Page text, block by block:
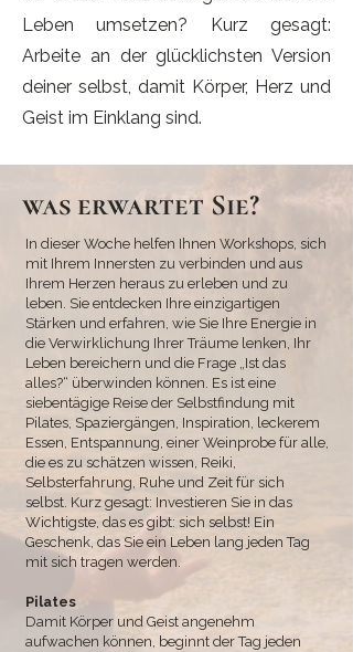
Leben umsetzen? Kurz gesagt:
Arbeite an der glücklichsten Version
deiner selbst, damit Körper, Herz und
Geist im Einklang sind.
was erwartet Sie?
In dieser Woche helfen Ihnen Workshops, sich
mit Ihrem Innersten zu verbinden und aus
Ihrem Herzen heraus zu erleben und zu
leben. Sie entdecken Ihre einzigartigen
Stärken und erfahren, wie Sie Ihre Energie in
die Verwirklichung Ihrer Träume lenken, Ihr
Leben bereichern und die Frage „Ist das
alles?“ überwinden können. Es ist eine
siebentägige Reise der Selbstfindung mit
Pilates, Spaziergängen, Inspiration, leckerem
Essen, Entspannung, einer Weinprobe für alle,
die es zu schätzen wissen, Reiki,
Selbsterfahrung, Ruhe und Zeit für sich
selbst. Kurz gesagt: Investieren Sie in das
Wichtigste, das es gibt: sich selbst! Ein
Geschenk, das Sie ein Leben lang jeden Tag
mit sich tragen werden.
Pilates
Damit Körper und Geist angenehm
aufwachen können, beginnt der Tag jeden